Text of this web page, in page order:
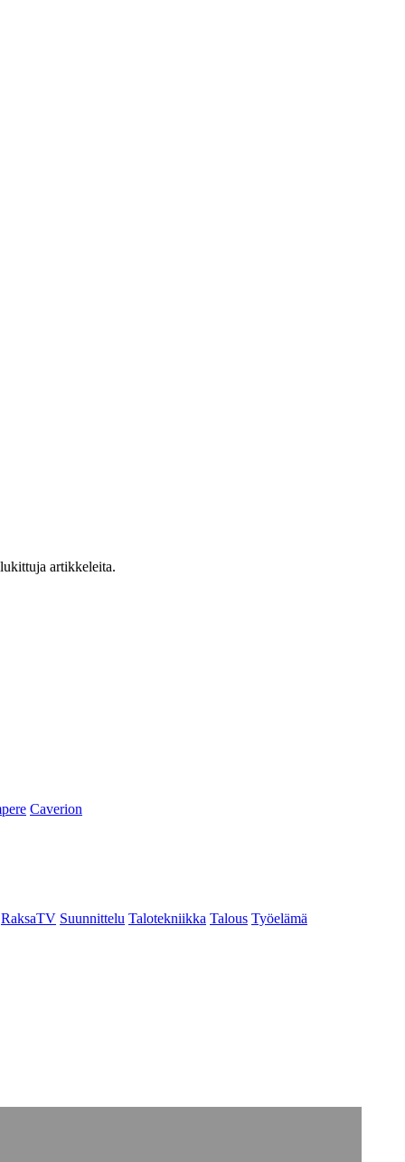
artikkeleita.
Caverion
RaksaTV Suunnittelu Talotekniikka Talous Työelämä